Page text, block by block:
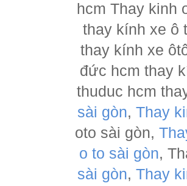
hcm Thay kinh
thay kính xe ô
thay kính xe
đức hcm thay
thuduc hcm
sài gòn, Thay
oto sài gòn,
o to sài gòn,
sài gòn, Thay